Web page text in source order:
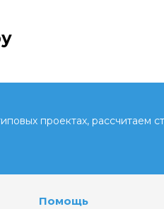
проектах, рассчитаем
Помощь